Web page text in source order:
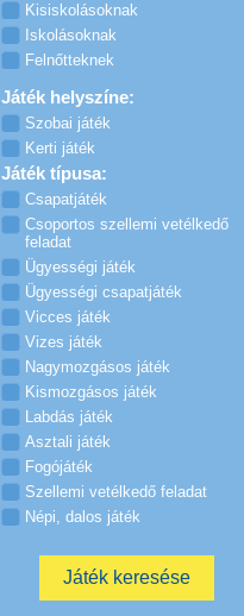
Kisiskolásoknak
Iskolásoknak
Felnőtteknek
Játék helyszíne:
Szobai játék
Kerti játék
Játék típusa:
Csapatjáték
Csoportos szellemi vetélkedő
feladat
Ügyességi játék
Ügyességi csapatjáték
Vicces játék
Vizes játék
Nagymozgásos játék
Kismozgásos játék
Labdás játék
Asztali játék
Fogójáték
Szellemi vetélkedő feladat
Népi, dalos játék